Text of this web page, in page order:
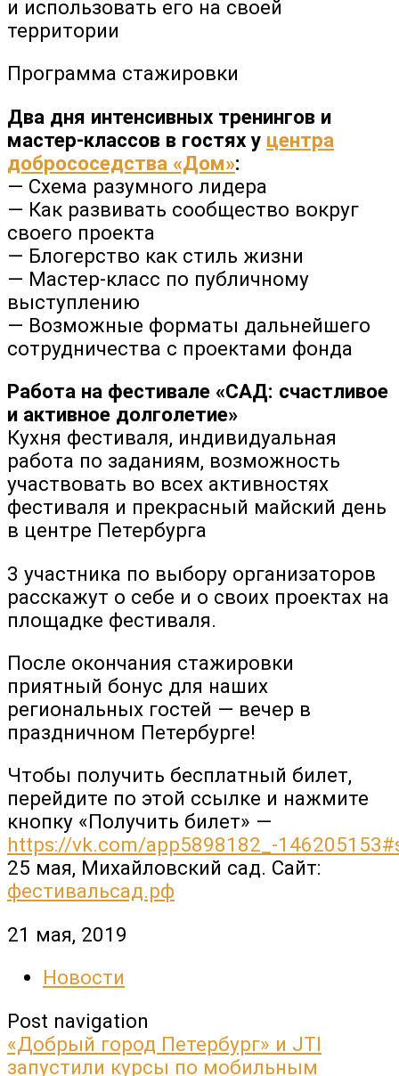
и использовать его на своей
территории
Программа стажировки
Два дня интенсивных тренингов и
мастер-классов в гостях у центра
добрососедства «Дом»:
— Схема разумного лидера
— Как развивать сообщество вокруг
своего проекта
— Блогерство как стиль жизни
— Мастер-класс по публичному
выступлению
— Возможные форматы дальнейшего
сотрудничества с проектами фонда
Работа на фестивале «САД: счастливое
и активное долголетие»
Кухня фестиваля, индивидуальная
работа по заданиям, возможность
участвовать во всех активностях
фестиваля и прекрасный майский день
в центре Петербурга
3 участника по выбору организаторов
расскажут о себе и о своих проектах на
площадке фестиваля.
После окончания стажировки
приятный бонус для наших
региональных гостей — вечер в
праздничном Петербурге!
Чтобы получить бесплатный билет,
перейдите по этой ссылке и нажмите
кнопку «Получить билет» —
https://vk.com/app5898182_-
25 мая, Михайловский сад. Сайт:
фестивальсад.рф
21 мая, 2019
Новости
Post navigation
«Добрый город Петербург» и JTI
запустили курсы по мобильным